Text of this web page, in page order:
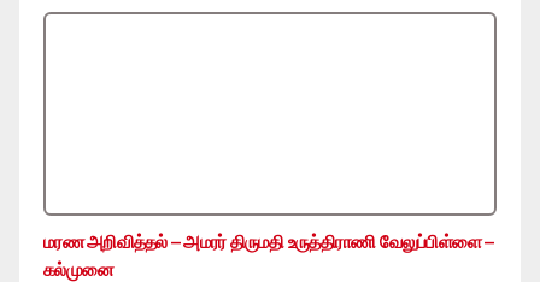
மரண அறிவித்தல் – அமரர் திருமதி உருத்திராணி வேலுப்பிள்ளை –
கல்முனை